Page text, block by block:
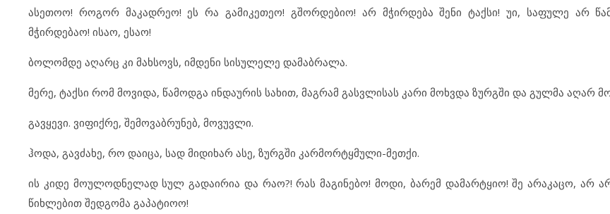
ასეთოო! როგორ მაკადრეო! ეს რა გამიკეთეო! გშორდებიო! არ მჭირდება შენი ტაქსი! უი, საფულე არ
მჭირდებაო! ისაო, ესაო!
ბოლომდე აღარც კი მახსოვს, იმდენი სისულელე დამაბრალა.
მერე, ტაქსი რომ მოვიდა, წამოდგა ინდაურის სახით, მაგრამ გასვლისას კარი მოხვდა ზურგში და გულმა აღარ
გავყევი. ვიფიქრე, შემოვაბრუნებ, მოვუვლი.
ჰოდა, გავძახე, რო დაიცა, სად მიდიხარ ასე, ზურგში კარმორტყმული-მეთქი.
ის კიდე მოულოდნელად სულ გადაირია და რაო?! რას მაგინებო! მოდი, ბარემ დამარტყიო! შე არაკაცო, არ
წიხლებით შედგომა გაპატიოო!